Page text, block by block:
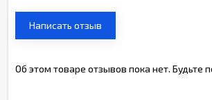
Написать отзыв
Об этом товаре отзывов пока нет. Будьте